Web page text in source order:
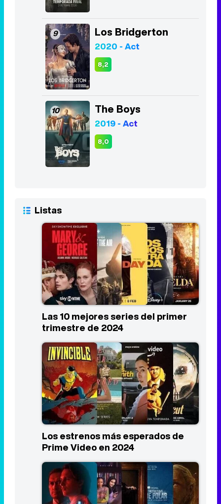
9 Los Bridgerton
2020 - Act
8,2
10 The Boys
2019 - Act
8,0
Listas
Las 10 mejores series del primer
trimestre de 2024
Los estrenos más esperados de
Prime Video en 2024